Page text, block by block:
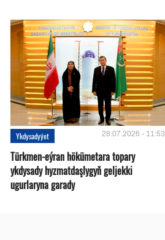
Ykdysadyýet 28.07.2026 - 11:53
Türkmen-eýran hökümetara topary
ykdysady hyzmatdaşlygyň geljekki
ugurlaryna garady